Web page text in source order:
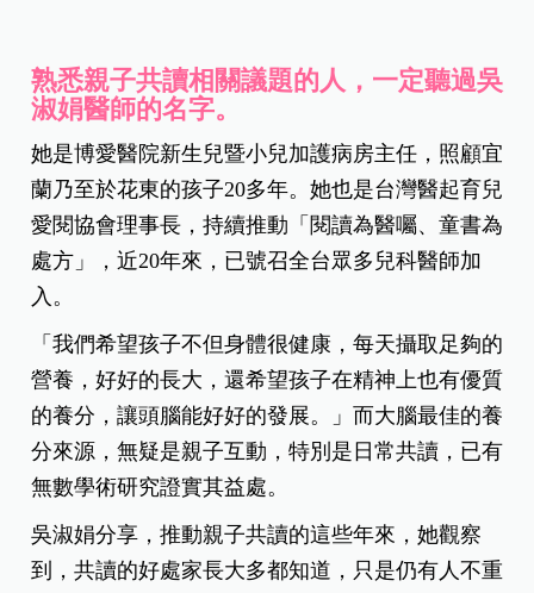
熟悉親子共讀相關議題的人，一定聽過吳
淑娟醫師的名字。
她是博愛醫院新生兒暨小兒加護病房主任，照顧宜
蘭乃至於花東的孩子20多年。她也是台灣醫起育兒
愛閱協會理事長，持續推動「閱讀為醫囑、童書為
處方」，近20年來，已號召全台眾多兒科醫師加
入。
「我們希望孩子不但身體很健康，每天攝取足夠的
營養，好好的長大，還希望孩子在精神上也有優質
的養分，讓頭腦能好好的發展。」而大腦最佳的養
分來源，無疑是親子互動，特別是日常共讀，已有
無數學術研究證實其益處。
吳淑娟分享，推動親子共讀的這些年來，她觀察
到，共讀的好處家長大多都知道，只是仍有人不重